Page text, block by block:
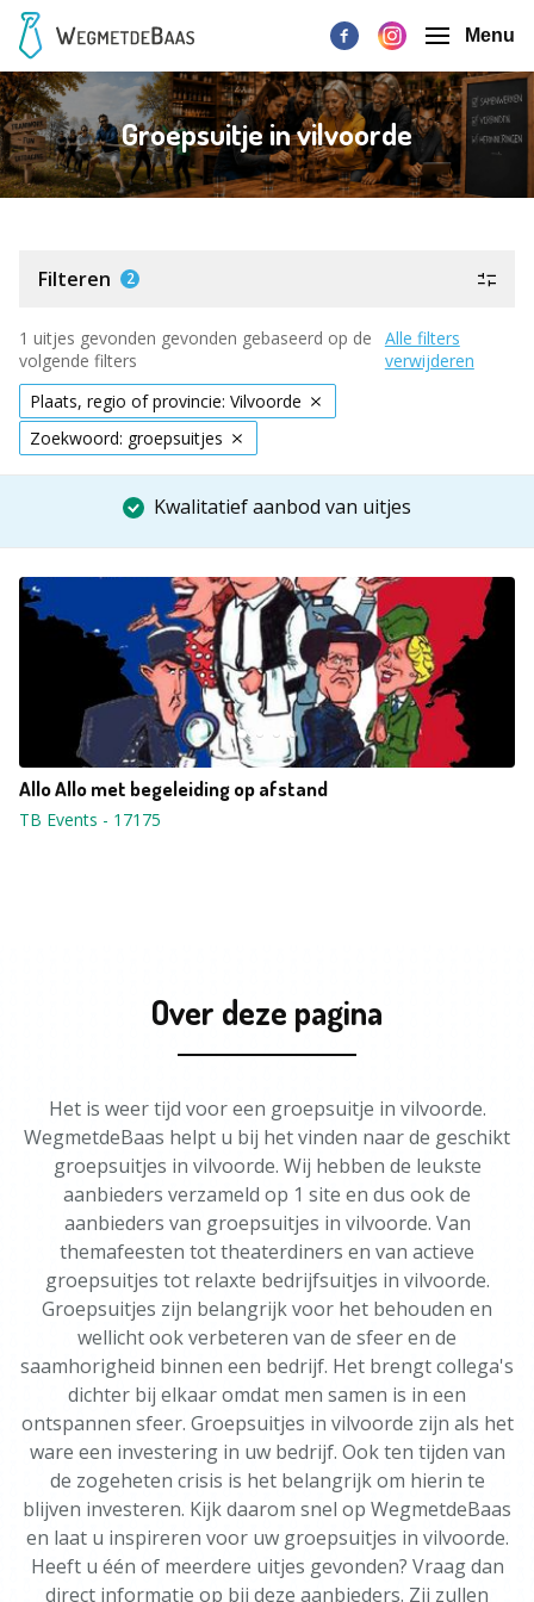
Menu
Groepsuitje in vilvoorde
Filteren 2
1 uitjes gevonden gevonden gebaseerd op de
volgende filters
Alle filters
verwijderen
Plaats, regio of provincie: Vilvoorde
Zoekwoord: groepsuitjes
Kwalitatief aanbod van uitjes
Allo Allo met begeleiding op afstand
TB Events - 17175
Over deze pagina
Het is weer tijd voor een groepsuitje in vilvoorde.
WegmetdeBaas helpt u bij het vinden naar de geschikt
groepsuitjes in vilvoorde. Wij hebben de leukste
aanbieders verzameld op 1 site en dus ook de
aanbieders van groepsuitjes in vilvoorde. Van
themafeesten tot theaterdiners en van actieve
groepsuitjes tot relaxte bedrijfsuitjes in vilvoorde.
Groepsuitjes zijn belangrijk voor het behouden en
wellicht ook verbeteren van de sfeer en de
saamhorigheid binnen een bedrijf. Het brengt collega's
dichter bij elkaar omdat men samen is in een
ontspannen sfeer. Groepsuitjes in vilvoorde zijn als het
ware een investering in uw bedrijf. Ook ten tijden van
de zogeheten crisis is het belangrijk om hierin te
blijven investeren. Kijk daarom snel op WegmetdeBaas
en laat u inspireren voor uw groepsuitjes in vilvoorde.
Heeft u één of meerdere uitjes gevonden? Vraag dan
direct informatie op bij deze aanbieders. Zij zullen